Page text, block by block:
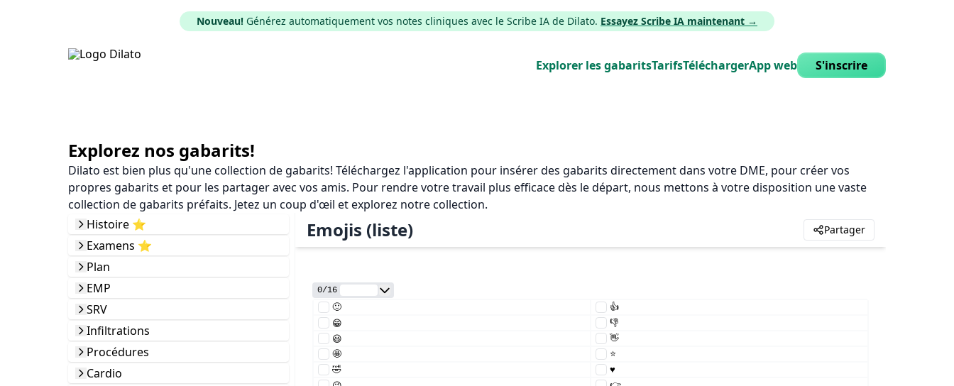
Nouveau! Générez automatiquement vos notes cliniques avec le Scribe IA de Dilato. Essayez Scribe IA maintenant →
Explorer les gabaritsTarifsTéléchargerApp web S'inscrire
Explorez nos gabarits!
Dilato est bien plus qu'une collection de gabarits! Téléchargez l'application pour insérer des gabarits directement dans votre DME, pour créer vos
propres gabarits et pour les partager avec vos amis. Pour rendre votre travail plus efficace dès le départ, nous mettons à votre disposition une vaste
collection de gabarits préfaits. Jetez un coup d'œil et explorez notre collection.
Histoire ⭐️
Examens ⭐️
Plan
EMP
SRV
Infiltrations
Procédures
Cardio
Emojis (liste) Partager
0/16